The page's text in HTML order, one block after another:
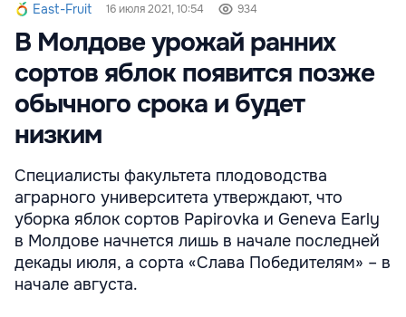
East-Fruit 16 июля 2021, 10:54 934
В Молдове урожай ранних
сортов яблок появится позже
обычного срока и будет
низким
Специалисты факультета плодоводства
аграрного университета утверждают, что
уборка яблок сортов Papirovka и Geneva Early
в Молдове начнется лишь в начале последней
декады июля, а сорта «Слава Победителям» – в
начале августа.